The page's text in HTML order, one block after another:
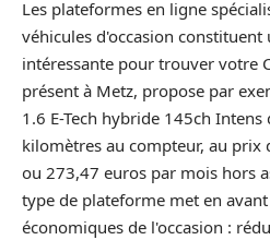
Les plateformes en ligne
véhicules d'occasion constituent
intéressante pour trouver votre
présent à Metz, propose par
1.6 E-Tech hybride 145ch
kilomètres au compteur, au prix
ou 273,47 euros par mois hors
type de plateforme met en
économiques de l'occasion :